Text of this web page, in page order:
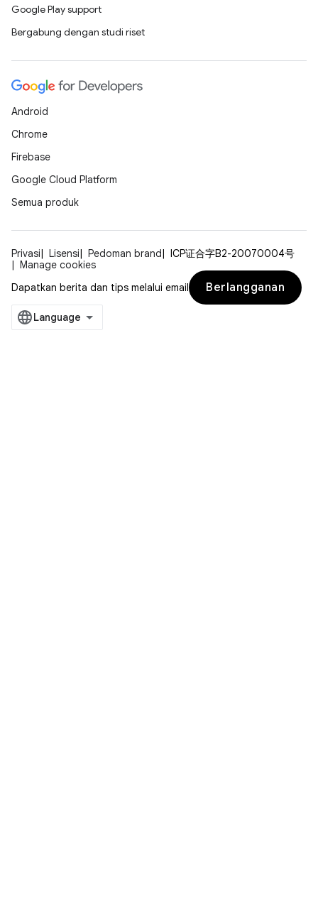
Google Play support
Bergabung dengan studi riset
Android
Chrome
Firebase
Google Cloud Platform
Semua produk
Privasi Lisensi Pedoman brand
ICP证合字B2-20070004号
Manage cookies
Dapatkan berita dan tips melalui email
Berlangganan